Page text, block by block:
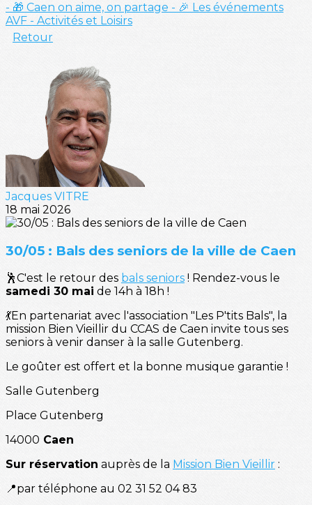
- 🎁 Caen on aime, on partage - 🎉 Les événements
AVF - Activités et Loisirs
Retour
Jacques VITRE
18 mai 2026
30/05 : Bals des seniors de la ville de Caen
🕺C'est le retour des bals seniors ! Rendez-vous le
samedi 30 mai de 14h à 18h !
💃En partenariat avec l'association "Les P'tits Bals", la
mission Bien Vieillir du CCAS de Caen invite tous ses
seniors à venir danser à la salle Gutenberg.
Le goûter est offert et la bonne musique garantie !
Salle Gutenberg
Place Gutenberg
14000 Caen
Sur réservation auprès de la Mission Bien Vieillir :
📍par téléphone au 02 31 52 04 83